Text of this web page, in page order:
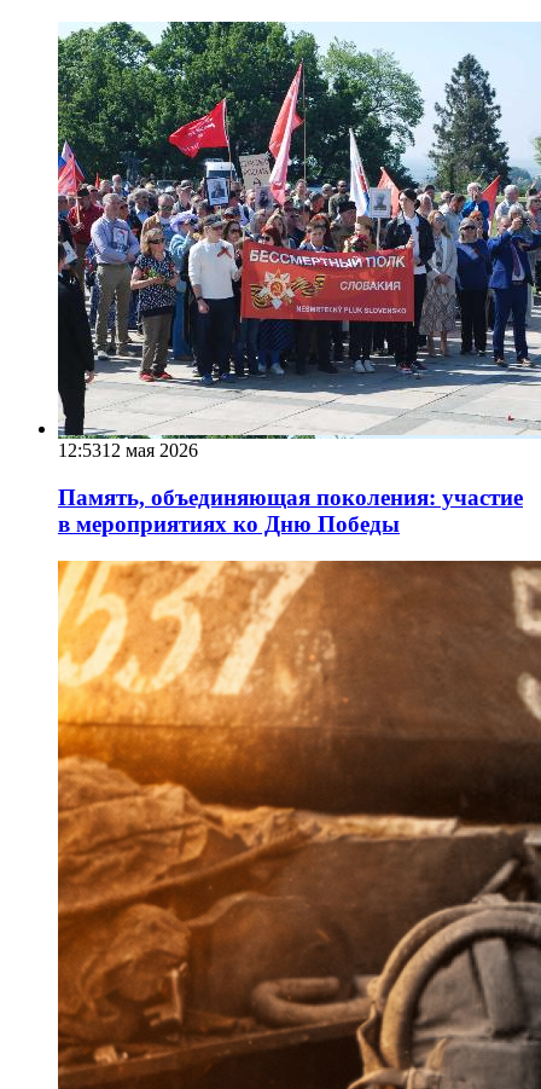
12:5312 мая 2026
Память, объединяющая поколения: участие
в мероприятиях ко Дню Победы